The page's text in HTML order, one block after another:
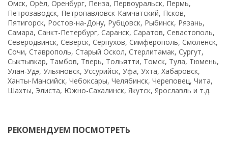
Омск, Орёл, Оренбург, Пенза, Первоуральск, Пермь,
Петрозаводск, Петропавловск-Камчатский, Псков,
Пятигорск, Ростов-на-Дону, Рубцовск, Рыбинск, Рязань,
Самара, Санкт-Петербург, Саранск, Саратов, Севастополь,
Северодвинск, Северск, Серпухов, Симферополь, Смоленск,
Сочи, Ставрополь, Старый Оскол, Стерлитамак, Сургут,
Сыктывкар, Тамбов, Тверь, Тольятти, Томск, Тула, Тюмень,
Улан-Удэ, Ульяновск, Уссурийск, Уфа, Ухта, Хабаровск,
Ханты-Мансийск, Чебоксары, Челябинск, Череповец, Чита,
Шахты, Элиста, Южно-Сахалинск, Якутск, Ярославль и т.д.
РЕКОМЕНДУЕМ ПОСМОТРЕТЬ